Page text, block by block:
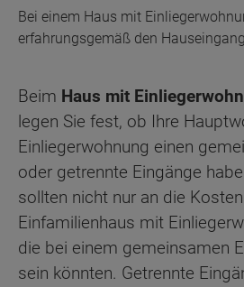
Bei einem Haus mit
erfahrungsgemäß den
Beim Haus mit
legen Sie fest, ob Ihre
Einliegerwohnung einen
oder getrennte Eingänge
sollten nicht nur an die
Einfamilienhaus mit
die bei einem gemeinsamen
sein könnten. Getrennte